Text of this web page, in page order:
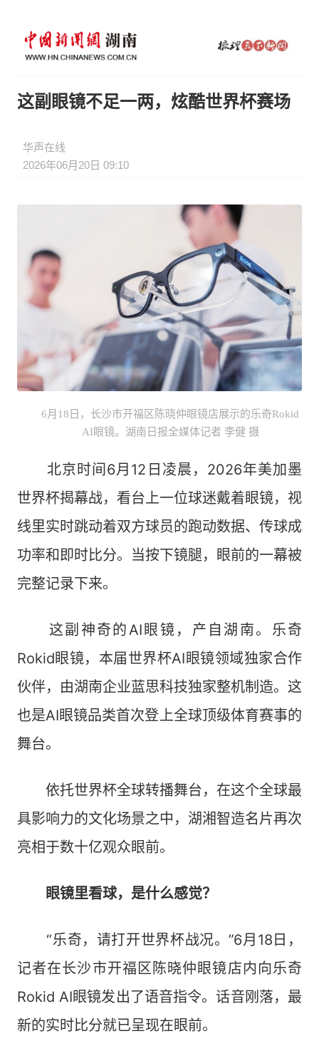
这副眼镜不足一两，炫酷世界杯赛场
华声在线
2026年06月20日 09:10
6月18日，长沙市开福区陈晓仲眼镜店展示的乐奇Rokid
AI眼镜。湖南日报全媒体记者 李健 摄
北京时间6月12日凌晨，2026年美加墨
世界杯揭幕战，看台上一位球迷戴着眼镜，视
线里实时跳动着双方球员的跑动数据、传球成
功率和即时比分。当按下镜腿，眼前的一幕被
完整记录下来。
这副神奇的AI眼镜，产自湖南。乐奇
Rokid眼镜，本届世界杯AI眼镜领域独家合作
伙伴，由湖南企业蓝思科技独家整机制造。这
也是AI眼镜品类首次登上全球顶级体育赛事的
舞台。
依托世界杯全球转播舞台，在这个全球最
具影响力的文化场景之中，湖湘智造名片再次
亮相于数十亿观众眼前。
眼镜里看球，是什么感觉？
“乐奇，请打开世界杯战况。”6月18日，
记者在长沙市开福区陈晓仲眼镜店内向乐奇
Rokid AI眼镜发出了语音指令。话音刚落，最
新的实时比分就已呈现在眼前。